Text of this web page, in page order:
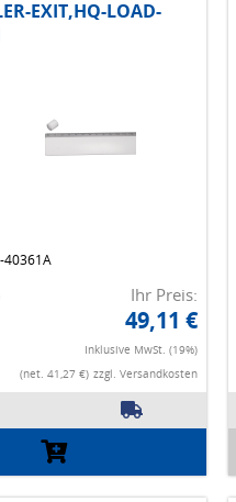
EXIT,HQ-LOAD-
40361A
Ihr Preis:
49,11 €
Inklusive MwSt. (19%)
(net. 41,27 €) zzgl. Versandkosten